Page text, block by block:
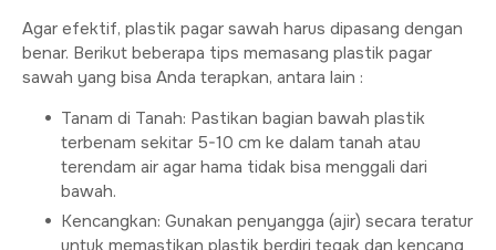
Agar efektif, plastik pagar sawah harus dipasang dengan
benar. Berikut beberapa tips memasang plastik pagar
sawah yang bisa Anda terapkan, antara lain :
Tanam di Tanah: Pastikan bagian bawah plastik
terbenam sekitar 5-10 cm ke dalam tanah atau
terendam air agar hama tidak bisa menggali dari
bawah.
Kencangkan: Gunakan penyangga (ajir) secara teratur
untuk memastikan plastik berdiri tegak dan kencang